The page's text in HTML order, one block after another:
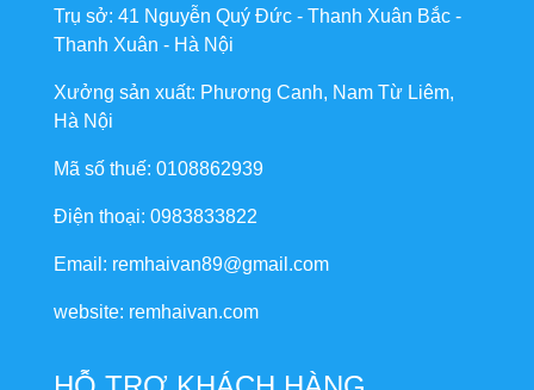
Trụ sở: 41 Nguyễn Quý Đức - Thanh Xuân Bắc -
Thanh Xuân - Hà Nội
Xưởng sản xuất: Phương Canh, Nam Từ Liêm,
Hà Nội
Mã số thuế: 0108862939
Điện thoại: 0983833822
Email: remhaivan89@gmail.com
website: remhaivan.com